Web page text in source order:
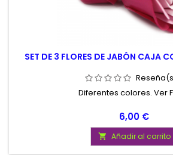
SET DE 3 FLORES DE JABÓN CAJA
Diferentes colores. Ver
Precio
6,00 €
 Añadir al carrito